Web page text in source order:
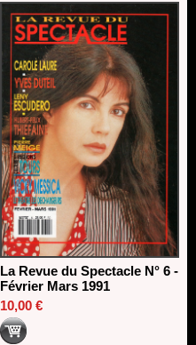
La Revue du Spectacle N° 6 -
Février Mars 1991
10,00 €